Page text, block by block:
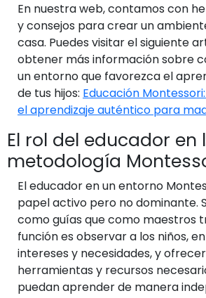
En nuestra web, contamos con
y consejos para crear un
casa. Puedes visitar el siguiente
obtener más información sobre
un entorno que favorezca el
de tus hijos: Educación
el aprendizaje auténtico para
El rol del educador en
metodología
El educador en un entorno
papel activo pero no dominante.
como guías que como maestros
función es observar a los niños,
intereses y necesidades, y
herramientas y recursos
puedan aprender de manera